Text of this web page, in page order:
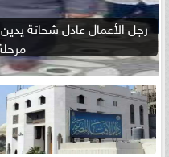
رجل الأعمال عادل شحاتة